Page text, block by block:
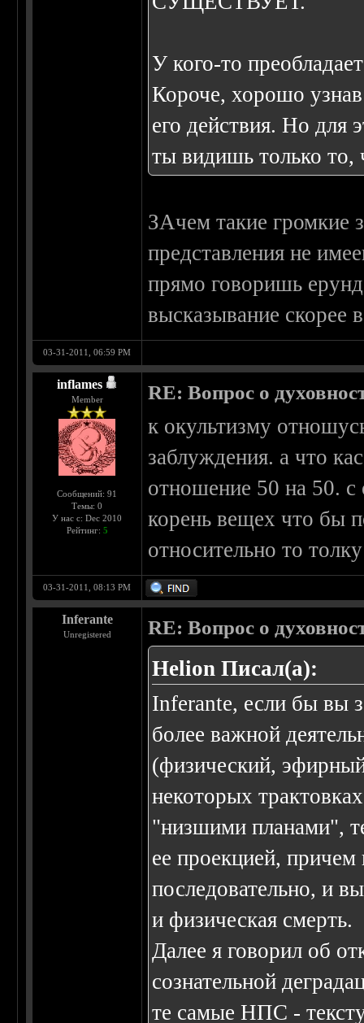
У кого-то
Короче, хорошо узнав
его действия. Но для
ты видишь только то,
ЗАчем такие громкие
представления не
прямо говоришь
высказывание скорее
03-31-2011, 06:59 PM
inflames
Member
Сообщений: 91
Темы: 0
У нас с: Dec 2010
Рейтинг: 5
RE: Вопрос о
к окультизму
заблуждения. а что
отношение 50 на 50. с
корень вещех что бы
относительно то
03-31-2011, 08:13 PM
Inferante
Unregistered RE: Вопрос о
Helion Писал(а):
Inferante, если бы вы
более важной
(физический,
некоторых
"низшими планами",
ее проекцией,
последовательно, и
и физическая смерть.
Далее я говорил об
сознательной
те самые НПС -